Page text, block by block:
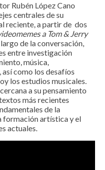
Rubén López Cano
centrales de su
reciente, a partir de dos
a Tom & Jerry
de la conversación,
entre investigación
música,
como los desafíos
los estudios musicales.
a su pensamiento
más recientes
de la
formación artística y el
actuales.